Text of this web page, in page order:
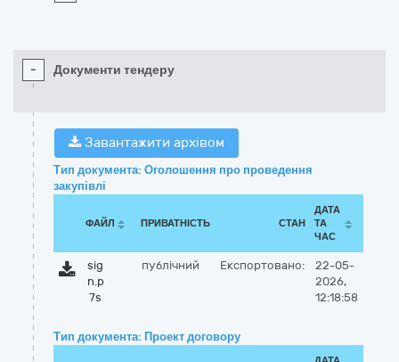
- Документи тендеру
Завантажити архівом
Тип документа: Оголошення про проведення
закупівлі
ФАЙЛ ПРИВАТНІСТЬ СТАН
ДАТА
ТА
ЧАС
sig
n.p
7s
публічний Експортовано:
22-05-
2026,
12:18:58
Тип документа: Проект договору